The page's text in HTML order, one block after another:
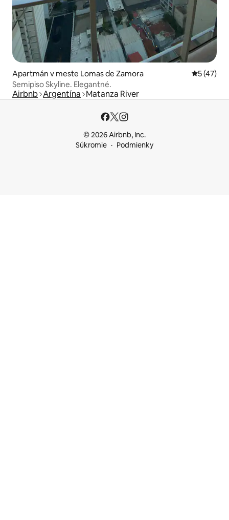
Apartmán v meste Lomas de Zamora
5 (47)
Semipiso Skyline. Elegantné.
Airbnb Argentína Matanza River
© 2026 Airbnb, Inc.
Súkromie
Podmienky